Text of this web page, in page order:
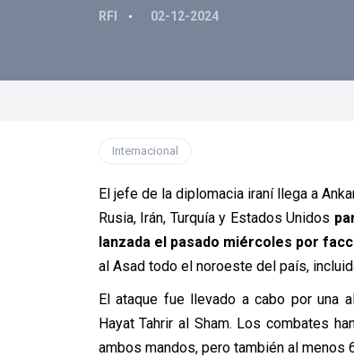
RFI 02-12-2024
Internacional
El jefe de la diplomacia iraní llega a
Rusia, Irán, Turquía y Estados Unidos
lanzada el pasado miércoles por
al Asad todo el noroeste del país,
El ataque fue llevado a cabo por una
Hayat Tahrir al Sham. Los combates
ambos mandos, pero también al menos